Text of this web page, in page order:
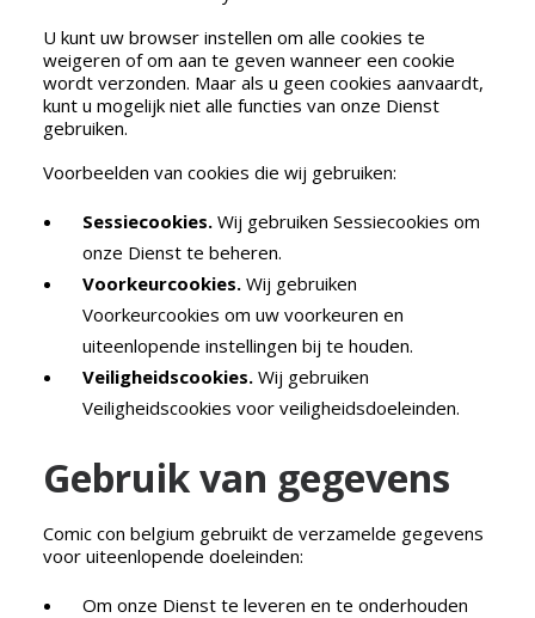
U kunt uw browser instellen om alle cookies te
weigeren of om aan te geven wanneer een cookie
wordt verzonden. Maar als u geen cookies aanvaardt,
kunt u mogelijk niet alle functies van onze Dienst
gebruiken.
Voorbeelden van cookies die wij gebruiken:
Sessiecookies. Wij gebruiken Sessiecookies om
onze Dienst te beheren.
Voorkeurcookies. Wij gebruiken
Voorkeurcookies om uw voorkeuren en
uiteenlopende instellingen bij te houden.
Veiligheidscookies. Wij gebruiken
Veiligheidscookies voor veiligheidsdoeleinden.
Gebruik van gegevens
Comic con belgium gebruikt de verzamelde gegevens
voor uiteenlopende doeleinden:
Om onze Dienst te leveren en te onderhouden